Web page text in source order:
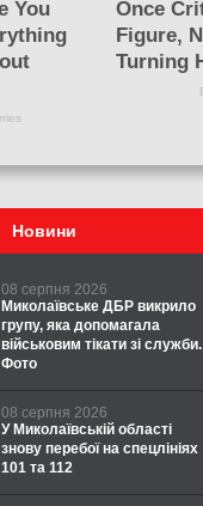
Новини
08 серпня 2026
Миколаївське ДБР викрило
групу, яка допомагала
військовим тікати зі служби.
Фото
08 серпня 2026
У Миколаївській області
знову перебої на спецлініях
101 та 112